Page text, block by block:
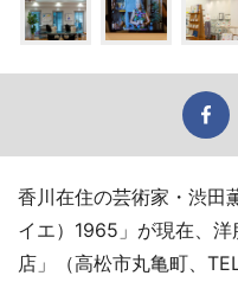
香川在住の芸術家・渋田
イエ）1965」が現在、
店」（高松市丸亀町、